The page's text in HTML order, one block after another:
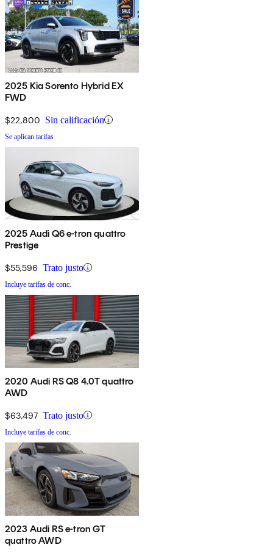
2025 Kia Sorento Hybrid EX
FWD
$22,800 Sin calificación
Se aplican tarifas
2025 Audi Q6 e-tron quattro
Prestige
$55,596 Trato justo
Incluye tarifas de conc.
2020 Audi RS Q8 4.0T quattro
AWD
$63,497 Trato justo
Incluye tarifas de conc.
2023 Audi RS e-tron GT
quattro AWD